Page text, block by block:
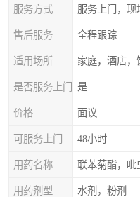
服务方式 服务上门，现
售后服务 全程跟踪
适用场所 家庭，酒店，
是否服务上门 是
价格 面议
48小时
用药名称 联苯菊酯，吡
用药剂型 水剂，粉剂